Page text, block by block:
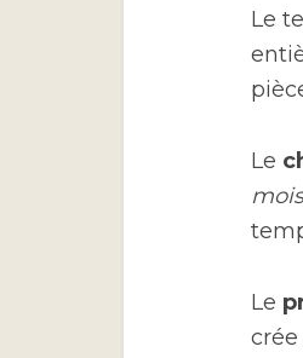
Le
Le
Le